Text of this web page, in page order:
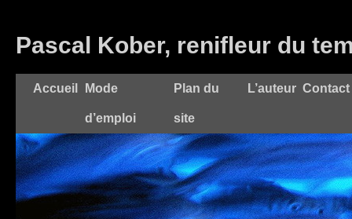
Pascal Kober, renifleur du
Accueil Mode
d’emploi
Plan du
site
L’auteur Contact